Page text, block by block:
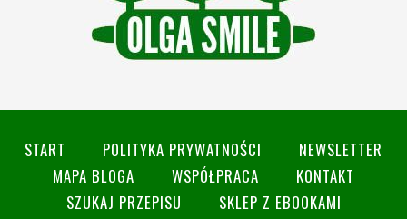
START POLITYKA PRYWATNOŚCI
NEWSLETTER
MAPA BLOGA
WSPÓŁPRACA
KONTAKT
SZUKAJ PRZEPISU
SKLEP Z EBOOKAMI